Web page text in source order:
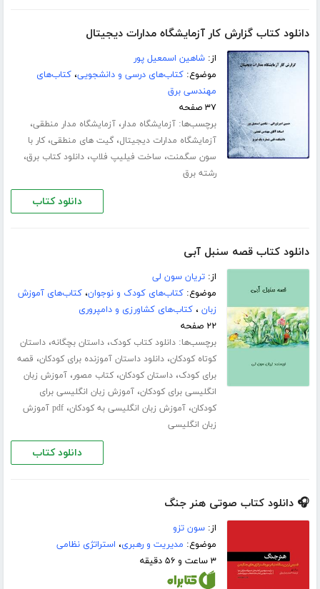
دانلود کتاب گزارش کار آزمایشگاه مدارات دیجیتال
از:شاهین اسمعیل پور
موضوع:کتاب‌های درسی و دانشجویی،کتاب‌های
مهندسی برق
۳۷ صفحه
برچسب‌ها:آزمایشگاه مدار،آزمایشگاه مدار منطقی،
آزمایشگاه مدارات دیجیتال،گیت های منطقی،کار با
سون سگمنت، ساخت فیلیپ فلاپ،دانلود کتاب برق،
رشته برق
دانلود کتاب
دانلود کتاب قصه سنبل آبی
از:تریان سون لی
موضوع:کتاب‌های کودک و نوجوان،کتاب‌های آموزش
زبان ،کتاب‌های کشاورزی و دامپروری
۲۲ صفحه
برچسب‌ها:دانلود کتاب کودک،داستان بچگانه،داستان
کوتاه کودکان،دانلود داستان آموزنده برای کودکان، قصه
برای کودک،داستان کودکان،کتاب مصور،آموزش زبان
انگلیسی برای کودکان،آموزش زبان انگلیسی برای
کودکان،آموزش زبان انگلیسی به کودکان،
pdf آموزش
زبان انگلیسی
دانلود کتاب
🎧 دانلود کتاب صوتی هنر جنگ
از:سون تزو
موضوع: مدیریت و رهبری، استراتژی نظامی
۳ ساعت و ۵۶ دقیقه